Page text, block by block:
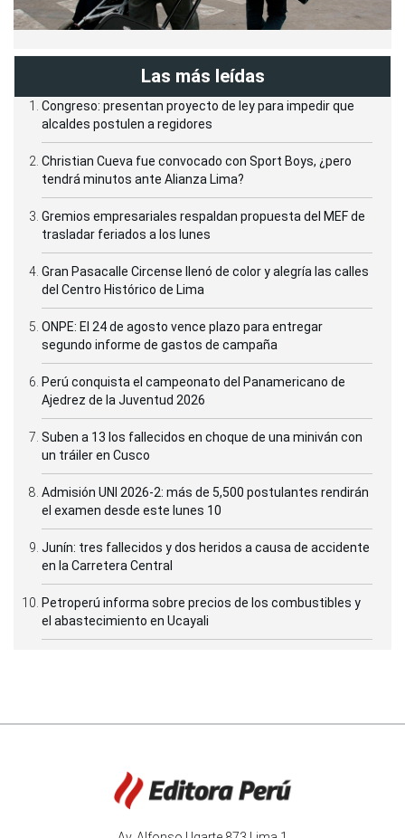
Las más leídas
Congreso: presentan proyecto de ley para impedir que
alcaldes postulen a regidores
Christian Cueva fue convocado con Sport Boys, ¿pero
tendrá minutos ante Alianza Lima?
Gremios empresariales respaldan propuesta del MEF de
trasladar feriados a los lunes
Gran Pasacalle Circense llenó de color y alegría las calles
del Centro Histórico de Lima
ONPE: El 24 de agosto vence plazo para entregar
segundo informe de gastos de campaña
Perú conquista el campeonato del Panamericano de
Ajedrez de la Juventud 2026
Suben a 13 los fallecidos en choque de una miniván con
un tráiler en Cusco
Admisión UNI 2026-2: más de 5,500 postulantes rendirán
el examen desde este lunes 10
Junín: tres fallecidos y dos heridos a causa de accidente
en la Carretera Central
Petroperú informa sobre precios de los combustibles y
el abastecimiento en Ucayali